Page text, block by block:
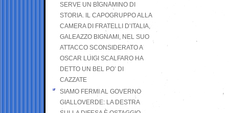
SERVE UN BIGNAMINO DI
STORIA. IL CAPOGRUPPO ALLA
CAMERA DI FRATELLI D’ITALIA,
GALEAZZO BIGNAMI, NEL SUO
ATTACCO SCONSIDERATO A
OSCAR LUIGI SCALFARO HA
DETTO UN BEL PO’ DI
CAZZATE
SIAMO FERMI AL GOVERNO
GIALLOVERDE: LA DESTRA